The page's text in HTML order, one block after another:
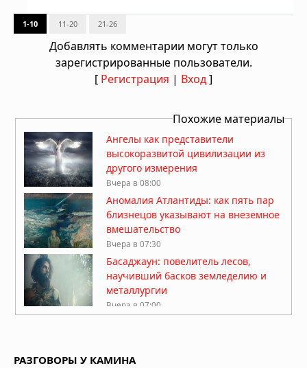
1-10 11-20 21-26
Добавлять комментарии могут только
зарегистрированные пользователи.
[ Регистрация | Вход]
Похожие материалы
Ангелы как представители
высокоразвитой цивилизации из
другого измерения
Вчера в 08:00
Аномалия Атлантиды: как пять пар
близнецов указывают на внеземное
вмешательство
Вчера в 07:30
Басаджаун: повелитель лесов,
научивший басков земледелию и
металлургии
Вчера в 07:00
Вчера в 06:30
РАЗГОВОРЫ У КАМИНА